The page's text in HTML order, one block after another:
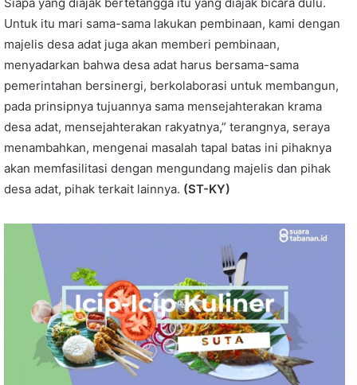
Siapa yang diajak bertetangga itu yang diajak bicara dulu.
Untuk itu mari sama-sama lakukan pembinaan, kami dengan
majelis desa adat juga akan memberi pembinaan,
menyadarkan bahwa desa adat harus bersama-sama
pemerintahan bersinergi, berkolaborasi untuk membangun,
pada prinsipnya tujuannya sama mensejahterakan krama
desa adat, mensejahterakan rakyatnya,” terangnya, seraya
menambahkan, mengenai masalah tapal batas ini pihaknya
akan memfasilitasi dengan mengundang majelis dan pihak
desa adat, pihak terkait lainnya. (ST-KY)